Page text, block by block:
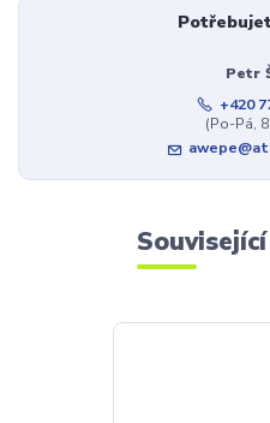
Petr
+420
(Po-Pá,